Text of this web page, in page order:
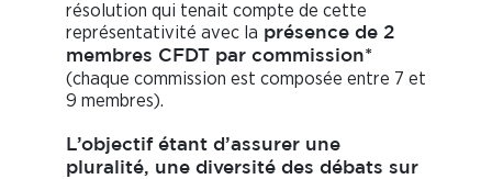
résolution qui tenait compte de cette
représentativité avec la présence de 2
membres CFDT par commission*
(chaque commission est composée entre 7 et
9 membres).
L’objectif étant d’assurer une
pluralité, une diversité des débats sur